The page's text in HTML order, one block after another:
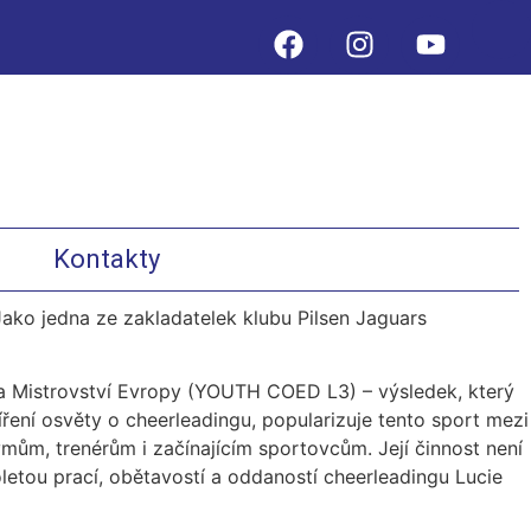
Kontakty
jedna ze zakladatelek klubu Pilsen Jaguars
Evropy (YOUTH COED L3) – výsledek, který
osvěty o cheerleadingu, popularizuje tento sport mezi
trenérům i začínajícím sportovcům. Její činnost není
prací, obětavostí a oddaností cheerleadingu Lucie